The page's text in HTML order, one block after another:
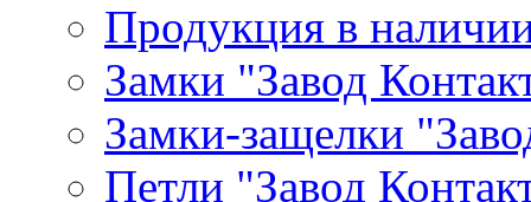
Продукция в
Замки "Завод
Замки-защелки
Петли "Завод